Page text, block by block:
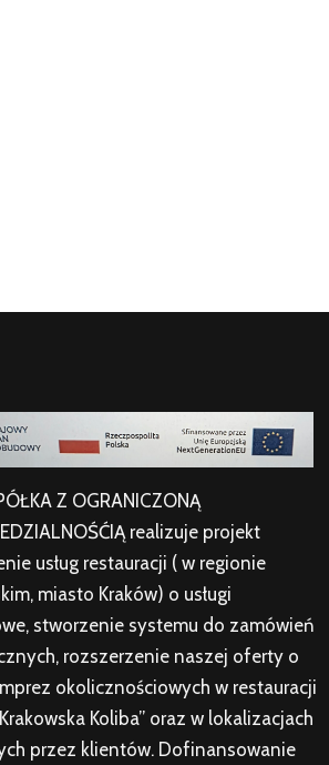
Z OGRANICZONĄ
realizuje projekt
usług restauracji ( w regionie
miasto Kraków) o usługi
stworzenie systemu do zamówień
rozszerzenie naszej oferty o
okolicznościowych w restauracji
Koliba” oraz w lokalizacjach
przez klientów. Dofinansowanie